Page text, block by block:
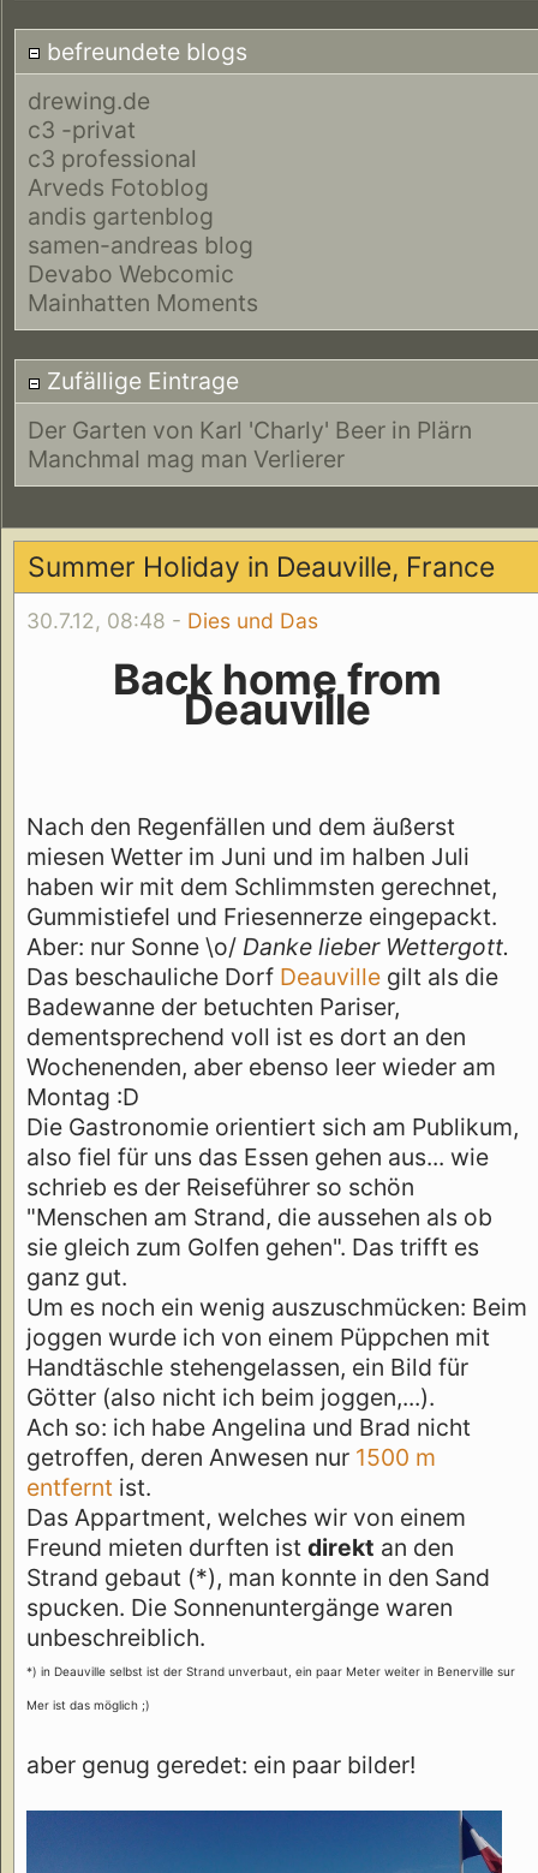
befreundete blogs
drewing.de
c3 -privat
c3 professional
Arveds Fotoblog
andis gartenblog
samen-andreas blog
Devabo Webcomic
Mainhatten Moments
Zufällige Eintrage
Der Garten von Karl 'Charly' Beer in Plärn
Manchmal mag man Verlierer
Summer Holiday in Deauville, France
30.7.12, 08:48 - Dies und Das
Back home from
Deauville
Nach den Regenfällen und dem äußerst
miesen Wetter im Juni und im halben Juli
haben wir mit dem Schlimmsten gerechnet,
Gummistiefel und Friesennerze eingepackt.
Aber: nur Sonne \o/ Danke lieber Wettergott.
Das beschauliche Dorf Deauville gilt als die
Badewanne der betuchten Pariser,
dementsprechend voll ist es dort an den
Wochenenden, aber ebenso leer wieder am
Montag :D
Die Gastronomie orientiert sich am Publikum,
also fiel für uns das Essen gehen aus... wie
schrieb es der Reiseführer so schön
"Menschen am Strand, die aussehen als ob
sie gleich zum Golfen gehen". Das trifft es
ganz gut.
Um es noch ein wenig auszuschmücken: Beim
joggen wurde ich von einem Püppchen mit
Handtäschle stehengelassen, ein Bild für
Götter (also nicht ich beim joggen,...).
Ach so: ich habe Angelina und Brad nicht
getroffen, deren Anwesen nur 1500 m
entfernt ist.
Das Appartment, welches wir von einem
Freund mieten durften ist direkt an den
Strand gebaut (*), man konnte in den Sand
spucken. Die Sonnenuntergänge waren
unbeschreiblich.
*) in Deauville selbst ist der Strand unverbaut, ein paar Meter weiter in Benerville sur
Mer ist das möglich ;)
aber genug geredet: ein paar bilder!